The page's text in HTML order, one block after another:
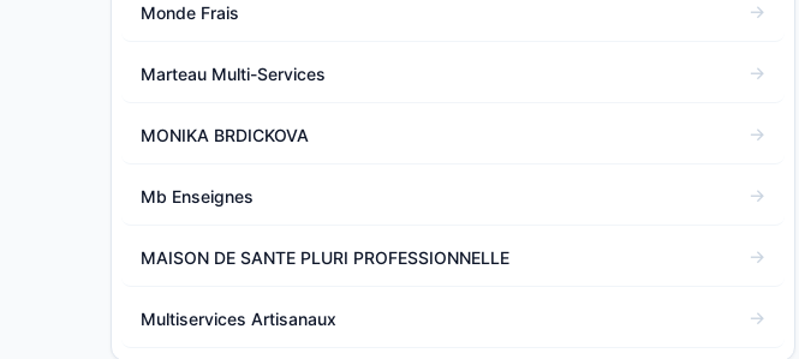
Monde Frais
Marteau Multi-Services
MONIKA BRDICKOVA
Mb Enseignes
MAISON DE SANTE PLURI PROFESSIONNELLE
Multiservices Artisanaux